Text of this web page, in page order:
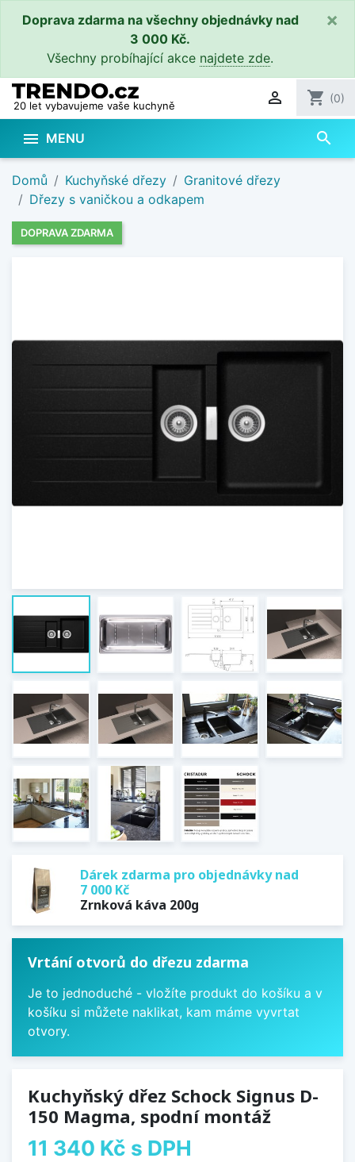
Doprava zdarma na všechny objednávky nad
3 000 Kč.
Všechny probíhající akce najdete zde.
×
20 let vybavujeme vaše kuchyně  shopping_cart (0)
 MENU search
Domů Kuchyňské dřezy
Granitové dřezy
Dřezy s vaničkou a odkapem
DOPRAVA ZDARMA
Dárek zdarma pro objednávky nad
7 000 Kč
Zrnková káva 200g
Vrtání otvorů do dřezu zdarma
Je to jednoduché - vložíte produkt do košíku a v
košíku si můžete naklikat, kam máme vyvrtat
otvory.
Kuchyňský dřez Schock Signus D-
150 Magma, spodní montáž
11 340 Kč s DPH